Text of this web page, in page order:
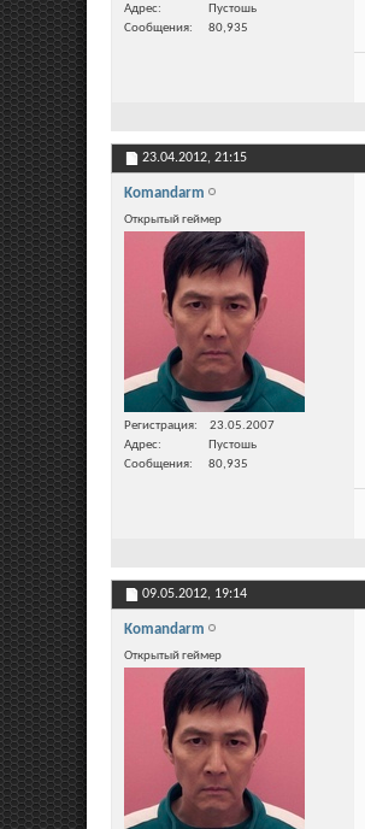
Адрес
Пустошь
Сообщения
80,935
23.04.2012, 21:15
Komandarm
Открытый геймер
Регистрация
23.05.2007
Адрес
Пустошь
Сообщения
80,935
09.05.2012, 19:14
Komandarm
Открытый геймер